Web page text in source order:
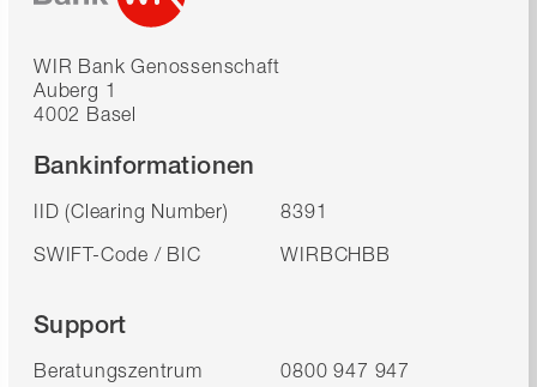
WIR Bank Genossenschaft
Auberg 1
4002 Basel
Bankinformationen
IID (Clearing Number)
8391
SWIFT-Code / BIC
WIRBCHBB
Support
Beratungszentrum
0800 947 947